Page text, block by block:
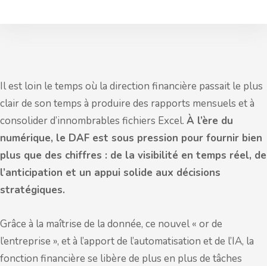
Il est loin le temps où la direction financière passait le plus
clair de son temps à produire des rapports mensuels et à
consolider d’innombrables fichiers Excel. À l’ère du
numérique, le DAF est sous pression pour fournir bien
plus que des chiffres : de la visibilité en temps réel, de
l’anticipation et un appui solide aux décisions
stratégiques.
Grâce à la maîtrise de la donnée, ce nouvel « or de
l’entreprise », et à l’apport de l’automatisation et de l’IA, la
fonction financière se libère de plus en plus de tâches